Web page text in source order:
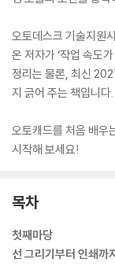
오토데스크 기술지원
온 저자가 ‘작업 속도
정리는 물론, 최신
지 긁어 주는 책입니다.
오토캐드를 처음 배우
시작해 보세요!
목차
첫째마당
선 그리기부터 인쇄